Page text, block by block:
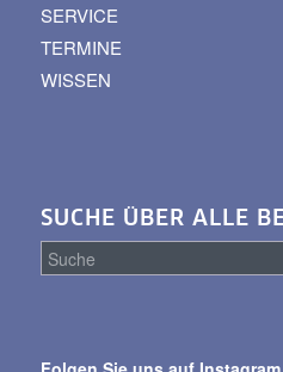
SERVICE
TERMINE
WISSEN
SUCHE ÜBER ALLE